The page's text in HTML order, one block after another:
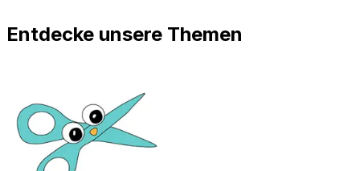
Entdecke unsere Themen